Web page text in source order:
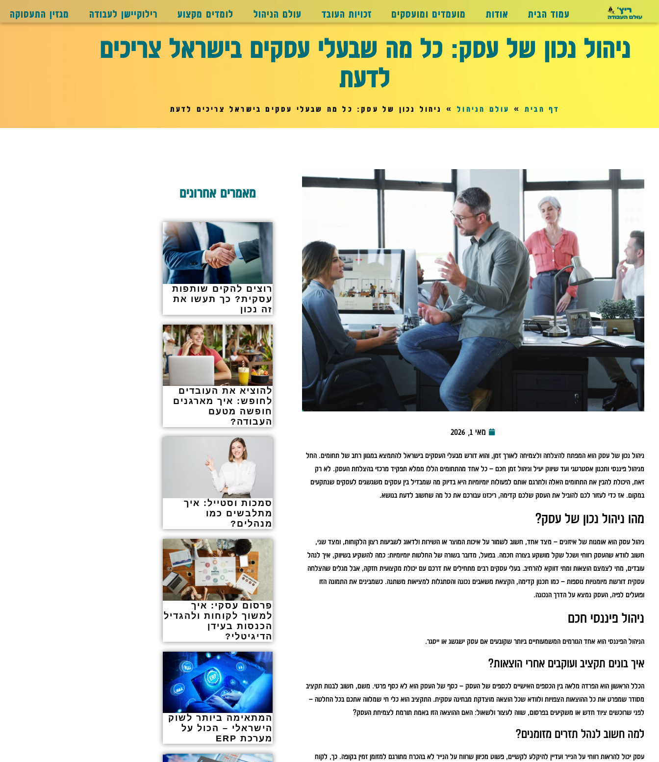
עמוד הבית אודות מועמדים ומועסקים זכויות העובד עולם הניהול לומדים מקצוע רילוקיישן לעבודה מגזין התעסוקה
ניהול נכון של עסק: כל מה שבעלי עסקים בישראל צריכים
לדעת
דף הבית» עולם הניהול» ניהול נכון של עסק: כל מה שבעלי עסקים בישראל צריכים לדעת
מאי 1, 2026
ניהול נכון של עסק הוא המפתח להצלחה ולצמיחה לאורך זמן, והוא דורש מבעלי העסקים בישראל להתמצא במגוון רחב של תחומים. החל
מניהול פיננסי ותכנון אסטרטגי ועד שיווק יעיל וניהול זמן חכם – כל אחד מהתחומים הללו ממלא תפקיד מרכזי בהצלחת העסק. לא רק
זאת, היכולת להבין את התחומים האלה ולתרגם אותם לפעולות יומיומיות היא בדיוק מה שמבדיל בין עסקים משגשגים לעסקים שנתקעים
במקום. אז כדי לעזור לכם להוביל את העסק שלכם קדימה, ריכזנו עבורכם את כל מה שחשוב לדעת בנושא.
מהו ניהול נכון של עסק?
ניהול עסק הוא אומנות של איזונים – מצד אחד, חשוב לשמור על איכות המוצר או השירות ולדאוג לשביעות רצון הלקוחות, ומצד שני,
חשוב לוודא שהעסק רווחי ושכל שקל מושקע בצורה חכמה. בפועל, מדובר בשורה של החלטות יומיומיות: כמה להשקיע בשיווק, איך לנהל
עובדים, מתי לצמצם הוצאות ומתי דווקא להרחיב. בעלי עסקים רבים מתחילים את דרכם עם יכולת מקצועית חזקה, אבל מגלים שהצלחה
עסקית דורשת מיומנויות נוספות – כמו תכנון קדימה, הקצאת משאבים נכונה והסתגלות למציאות משתנה. כשמבינים את התמונה הזו
ופועלים לפיה, העסק נמצא על הדרך הנכונה.
ניהול פיננסי חכם
הניהול הפיננסי הוא אחד הגורמים המשמעותיים ביותר שקובעים אם עסק ישגשג או ייסגר.
איך בונים תקציב ועוקבים אחרי הוצאות?
הכלל הראשון הוא הפרדה מלאה בין הכספים האישיים לכספים של העסק – כסף של העסק הוא לא כסף פרטי. משם, חשוב לבנות תקציב
מסודר שמפרט את כל ההוצאות הצפויות ולוודא שכל הוצאה מוצדקת מבחינה עסקית. התקציב הוא כלי חי שמלווה אתכם בכל החלטה –
לפני שרוכשים ציוד חדש או משקיעים בפרסום, שווה לעצור ולשאול: האם ההוצאה הזו באמת תורמת לצמיחת העסק?
למה חשוב לנהל תזרים מזומנים?
עסק יכול להראות רווחי על הנייר ועדיין להיקלע לקשיים, פשוט מכיוון שרווח על הנייר לא בהכרח מתורגם למזומן זמין בקופה. כך, לקוח
מאמרים אחרונים
רוצים להקים שותפות
עסקית? כך תעשו את
זה נכון
להוציא את העובדים
לחופש: איך מארגנים
חופשה מטעם
העבודה?
סמכות וסטייל: איך
מתלבשים כמו
מנהלים?
פרסום עסקי: איך
למשוך לקוחות ולהגדיל
הכנסות בעידן
הדיגיטלי?
המתאימה ביותר לשוק
הישראלי – הכול על
מערכת ERP